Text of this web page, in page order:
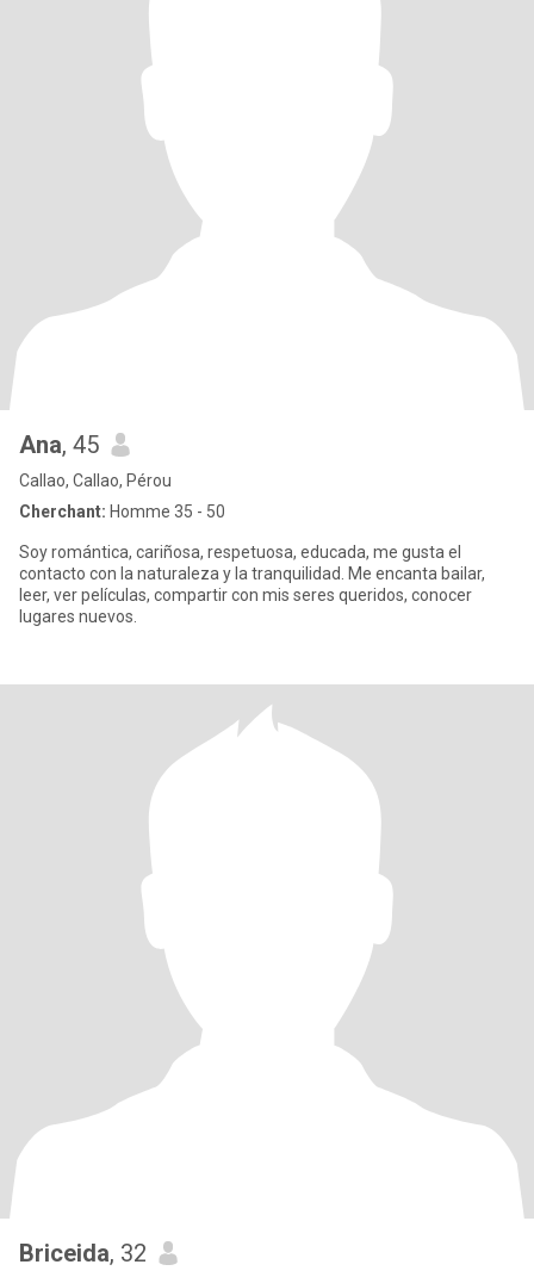
Ana, 45
Callao, Callao, Pérou
Cherchant: Homme 35 - 50
Soy romántica, cariñosa, respetuosa, educada, me gusta el
contacto con la naturaleza y la tranquilidad. Me encanta bailar,
leer, ver películas, compartir con mis seres queridos, conocer
lugares nuevos.
Briceida, 32